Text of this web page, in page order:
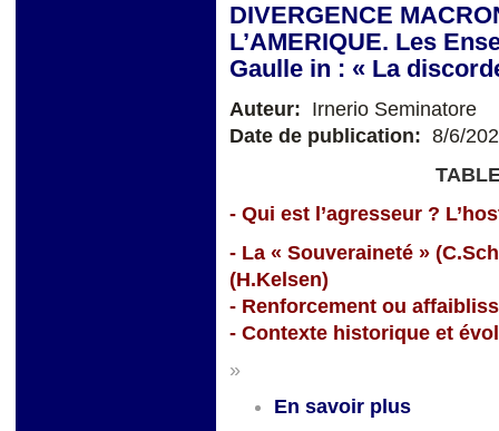
DIVERGENCE
L’AMERIQUE. Les
Gaulle in : « La
Auteur: Irnerio Seminatore
Date de publication: 8/6/
- Qui est l’agresseur ?
- La « Souveraineté »
(H.Kelsen)
- Renforcement ou
- Contexte historique et
»
En savoir plus